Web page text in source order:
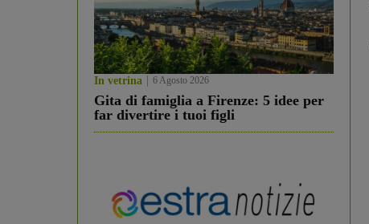
In vetrina 6 Agosto 2026
Gita di famiglia a Firenze: 5 idee per
far divertire i tuoi figli